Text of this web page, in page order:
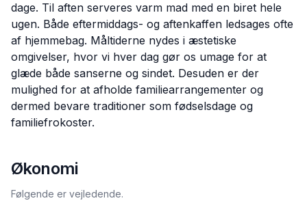
dage. Til aften serveres varm mad med en biret hele
ugen. Både eftermiddags- og aftenkaffen ledsages ofte
af hjemmebag. Måltiderne nydes i æstetiske
omgivelser, hvor vi hver dag gør os umage for at
glæde både sanserne og sindet. Desuden er der
mulighed for at afholde familiearrangementer og
dermed bevare traditioner som fødselsdage og
familiefrokoster.
Økonomi
Følgende er vejledende.